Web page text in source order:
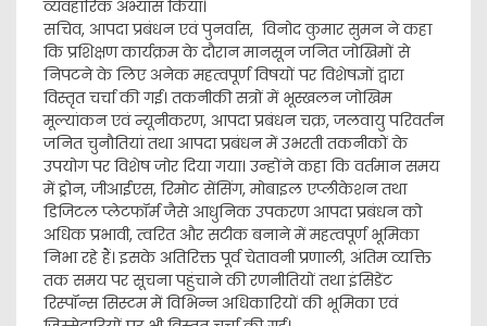
व्यवहारिक अभ्यास किया।
सचिव, आपदा प्रबंधन एवं पुनर्वास, विनोद कुमार सुमन ने कहा
कि प्रशिक्षण कार्यक्रम के दौरान मानसून जनित जोखिमों से
निपटने के लिए अनेक महत्वपूर्ण विषयों पर विशेषज्ञों द्वारा
विस्तृत चर्चा की गई। तकनीकी सत्रों में भूस्खलन जोखिम
मूल्यांकन एवं न्यूनीकरण, आपदा प्रबंधन चक्र, जलवायु परिवर्तन
जनित चुनौतियां तथा आपदा प्रबंधन में उभरती तकनीकों के
उपयोग पर विशेष जोर दिया गया। उन्होंने कहा कि वर्तमान समय
में ड्रोन, जीआईएस, रिमोट सेंसिंग, मोबाइल एप्लीकेशन तथा
डिजिटल प्लेटफॉर्म जैसे आधुनिक उपकरण आपदा प्रबंधन को
अधिक प्रभावी, त्वरित और सटीक बनाने में महत्वपूर्ण भूमिका
निभा रहे हैं। इसके अतिरिक्त पूर्व चेतावनी प्रणाली, अंतिम व्यक्ति
तक समय पर सूचना पहुंचाने की रणनीतियों तथा इंसिडेंट
रिस्पॉन्स सिस्टम में विभिन्न अधिकारियों की भूमिका एवं